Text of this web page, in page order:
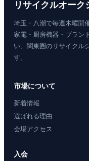
リサイクルオーク
埼玉・八潮で毎週木曜開
家電・厨房機器・ブラン
い、関東圏のリサイクル
す。
市場について
新着情報
選ばれる理由
会場アクセス
入会